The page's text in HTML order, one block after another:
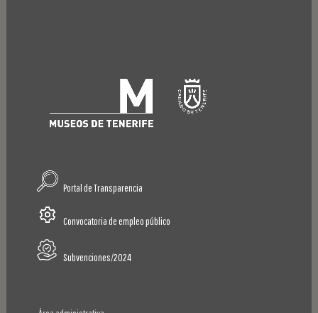
Portal de Transparencia
Convocatoria de empleo público
Subvenciones/2024